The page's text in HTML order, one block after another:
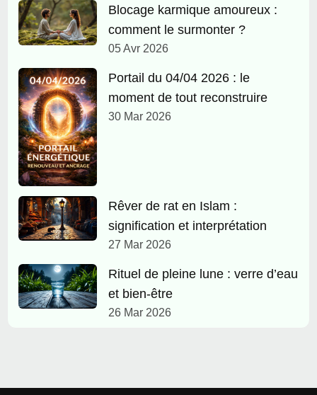
Blocage karmique amoureux :
comment le surmonter ?
05 Avr 2026
Portail du 04/04 2026 : le
moment de tout reconstruire
30 Mar 2026
Rêver de rat en Islam :
signification et interprétation
27 Mar 2026
Rituel de pleine lune : verre d’eau
et bien-être
26 Mar 2026